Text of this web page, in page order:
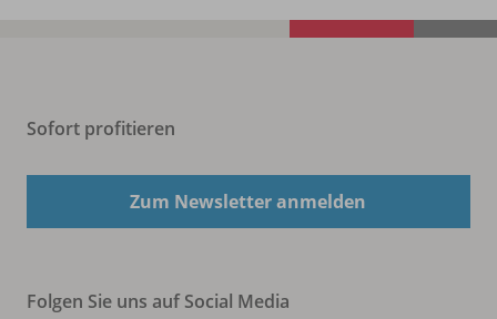
Sofort profitieren
Zum Newsletter anmelden
Folgen Sie uns auf Social Media